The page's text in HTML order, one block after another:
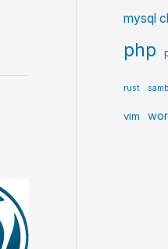
mysql
php
rust
vim